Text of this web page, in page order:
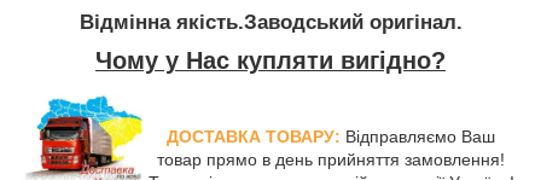
Відмінна якість.Заводський оригінал.
Чому у Нас купляти вигідно?
ДОСТАВКА ТОВАРУ: Відправляємо Ваш
товар прямо в день прийняття замовлення!